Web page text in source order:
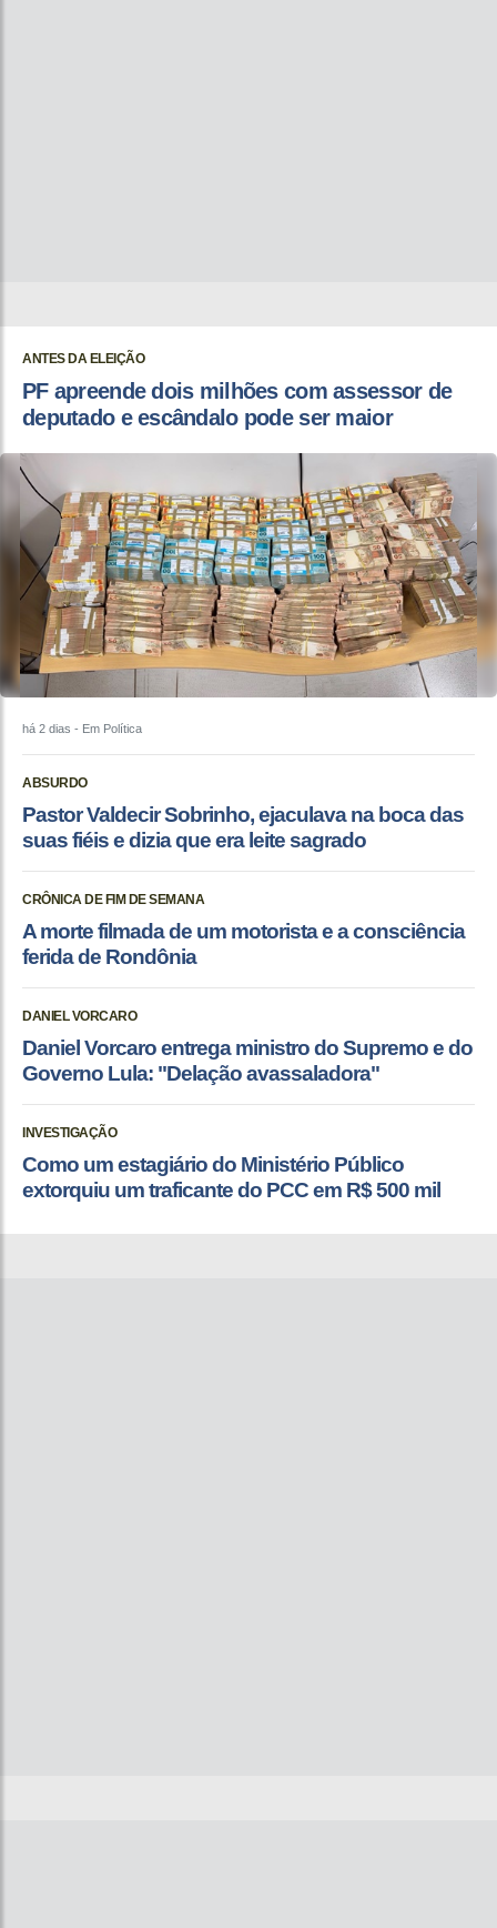
ANTES DA ELEIÇÃO
PF apreende dois milhões com assessor de
deputado e escândalo pode ser maior
há 2 dias - Em Política
ABSURDO
Pastor Valdecir Sobrinho, ejaculava na boca das
suas fiéis e dizia que era leite sagrado
CRÔNICA DE FIM DE SEMANA
A morte filmada de um motorista e a consciência
ferida de Rondônia
DANIEL VORCARO
Daniel Vorcaro entrega ministro do Supremo e do
Governo Lula: "Delação avassaladora"
INVESTIGAÇÃO
Como um estagiário do Ministério Público
extorquiu um traficante do PCC em R$ 500 mil